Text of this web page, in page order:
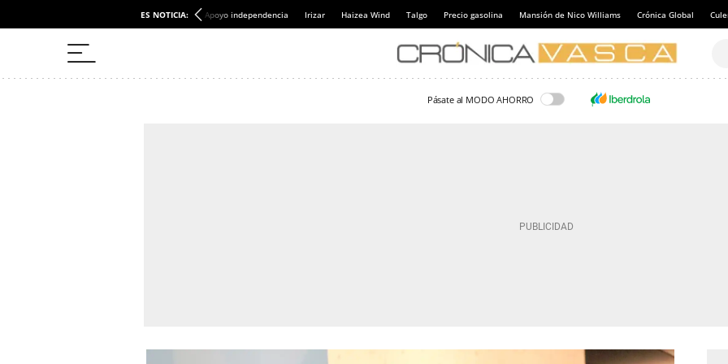
ES NOTICIA: Apoyo independencia Irizar Haizea Wind Talgo Precio gasolina Mansión de Nico Williams Crónica Global
Pásate al MODO AHORRO